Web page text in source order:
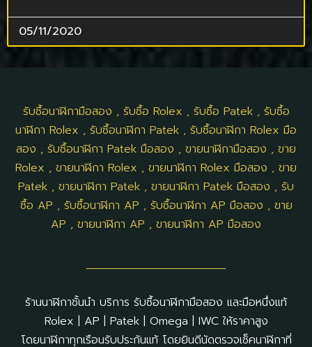
05/11/2020
รับซื้อนาฬิกามือสอง , รับซื้อ Rolex , รับซื้อ Patek, รับซื้อ
นาฬิกา Rolex , รับซื้อนาฬิกา Patek , รับซื้อนาฬิกา Rolex มือ
สอง , รับซื้อนาฬิกา Patek มือสอง , ขายนาฬิกามือสอง , ขาย
Rolex , ขายนาฬิกา Rolex , ขายนาฬิกา Rolex มือสอง , ขาย
Patek , ขายนาฬิกา Patek , ขายนาฬิกา Patek มือสอง , รับ
ซื้อ AP , รับซื้อนาฬิกา AP , รับซื้อนาฬิกา AP มือสอง , ขาย
AP , ขายนาฬิกา AP , ขายนาฬิกา AP มือสอง
ร้านนาฬิกาชั้นนำ บริการ รับซื้อนาฬิกามือสอง และมือหนึ่งแท้
Rolex | AP | Patek | Omega | IWC ให้ราคาสูง
โดยนาฬิกาทุกเรือนรับประกันแท้ โดยยินดีนัดตรวจเช็คนาฬิกาที่